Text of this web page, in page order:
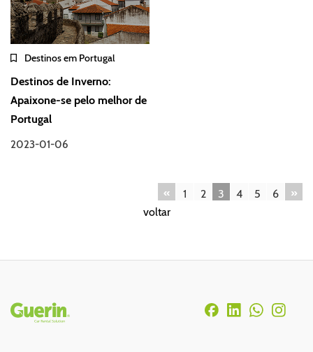
Destinos em Portugal
Destinos de Inverno:
Apaixone-se pelo melhor de
Portugal
2023-01-06
« 1 2 3 4 5 6
»
voltar
Rodapé